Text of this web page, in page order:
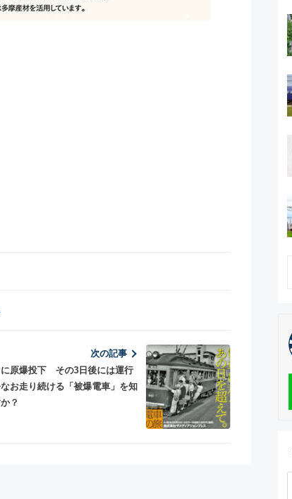
次の記事
に原爆投下 その3日後には運行
お走り続ける「被爆電車」を知
？